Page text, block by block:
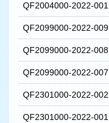
QF2004000-2022-001
QF2099000-2022-009
QF2099000-2022-008
QF2099000-2022-007
QF2301000-2022-002
QF2301000-2022-001